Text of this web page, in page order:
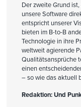
Der zweite Grund
unsere Software
entspricht unserer
bieten im B-to-B
Technologie in ihre
weltweit agierende
Qualitätsansprüche
einen
– so wie das aktuell
Redaktion: Und